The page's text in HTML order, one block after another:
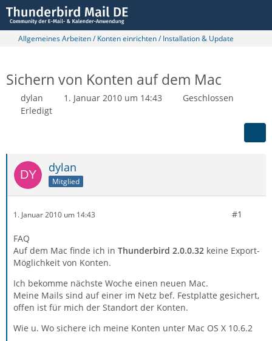
Allgemeines Arbeiten / Konten einrichten / Installation & Update
Sichern von Konten auf dem Mac
dylan 1. Januar 2010 um 14:43
Geschlossen
Erledigt
dylan
Mitglied
1. Januar 2010 um 14:43 #1
FAQ
Auf dem Mac finde ich in Thunderbird 2.0.0.32 keine Export-
Möglichkeit von Konten.
Ich bekomme nächste Woche einen neuen Mac.
Meine Mails sind auf einer im Netz bef. Festplatte gesichert,
offen ist für mich der Standort der Konten.
Wie u. Wo sichere ich meine Konten unter Mac OS X 10.6.2